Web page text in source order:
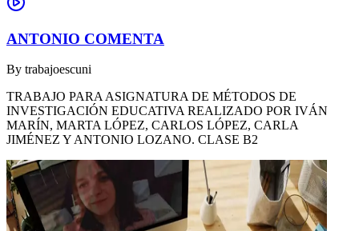
ANTONIO COMENTA
By trabajoescuni
TRABAJO PARA ASIGNATURA DE MÉTODOS DE
INVESTIGACIÓN EDUCATIVA REALIZADO POR IVÁN
MARÍN, MARTA LÓPEZ, CARLOS LÓPEZ, CARLA
JIMÉNEZ Y ANTONIO LOZANO. CLASE B2